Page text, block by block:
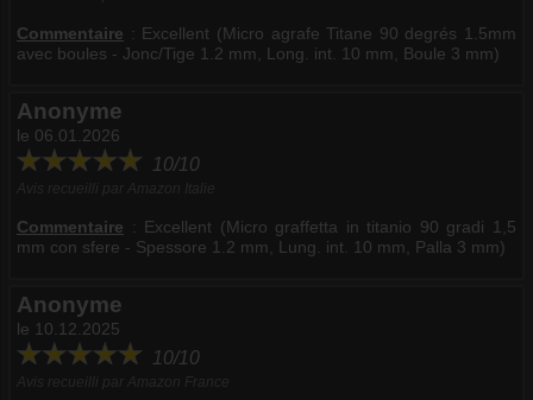
Commentaire : Excellent (Micro agrafe Titane 90 degrés 1.5mm
avec boules - Jonc/Tige 1.2 mm, Long. int. 10 mm, Boule 3 mm)
Anonyme
le 06.01.2026
10/10
Commentaire : Excellent (Micro graffetta in titanio 90 gradi 1,5
mm con sfere - Spessore 1.2 mm, Lung. int. 10 mm, Palla 3 mm)
Anonyme
le 10.12.2025
10/10